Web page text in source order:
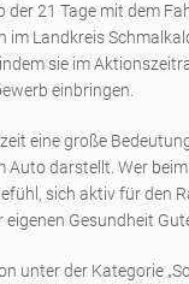
21 Tage mit dem
im Landkreis
sie im
einbringen.
eine große
Auto darstellt. Wer beim
sich aktiv für den
Gesundheit
unter der Kategorie